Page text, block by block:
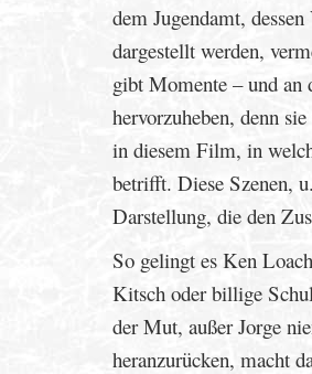
dem Jugendamt,
dargestellt werden,
gibt Momente – und an
hervorzuheben, denn
in diesem Film, in
betrifft. Diese Szenen,
Darstellung, die den
So gelingt es Ken
Kitsch oder billige
der Mut, außer Jorge
heranzurücken, macht